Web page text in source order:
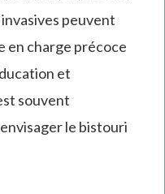
peuvent
en charge précoce
et
souvent
le bistouri